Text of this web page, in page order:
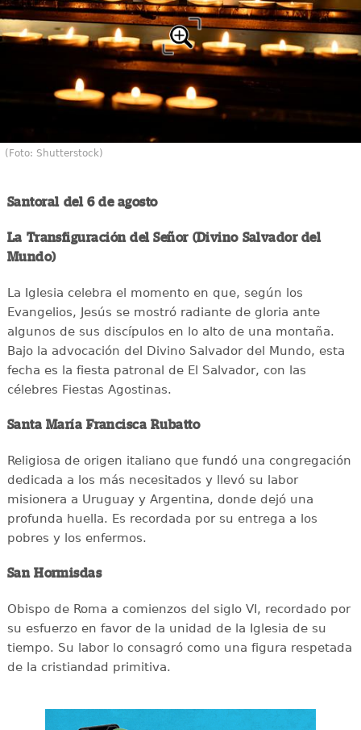
(Foto: Shutterstock)
Santoral del 6 de agosto
La Transfiguración del Señor (Divino Salvador del
Mundo)
La Iglesia celebra el momento en que, según los
Evangelios, Jesús se mostró radiante de gloria ante
algunos de sus discípulos en lo alto de una montaña.
Bajo la advocación del Divino Salvador del Mundo, esta
fecha es la fiesta patronal de El Salvador, con las
célebres Fiestas Agostinas.
Santa María Francisca Rubatto
Religiosa de origen italiano que fundó una congregación
dedicada a los más necesitados y llevó su labor
misionera a Uruguay y Argentina, donde dejó una
profunda huella. Es recordada por su entrega a los
pobres y los enfermos.
San Hormisdas
Obispo de Roma a comienzos del siglo VI, recordado por
su esfuerzo en favor de la unidad de la Iglesia de su
tiempo. Su labor lo consagró como una figura respetada
de la cristiandad primitiva.